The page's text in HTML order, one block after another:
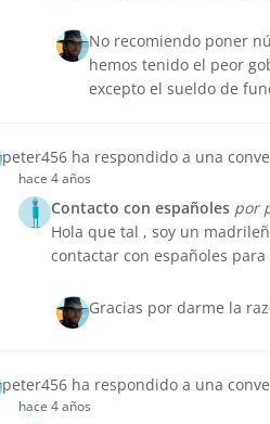
No recomiendo poner
hemos tenido el peor
excepto el sueldo de
peter456 ha respondido a una
hace 4 años
Contacto con españoles por
Hola que tal , soy un
contactar con españoles
Gracias por darme la
peter456 ha respondido a una
hace 4 años